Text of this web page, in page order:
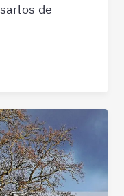
de